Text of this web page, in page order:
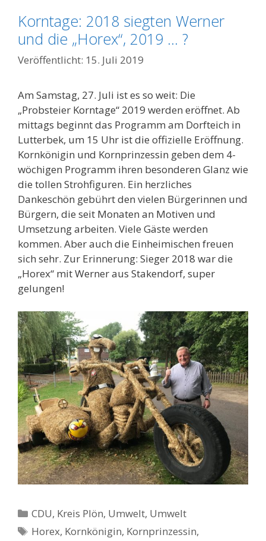
Korntage: 2018 siegten Werner
und die „Horex“, 2019 … ?
15. Juli 2019
Am Samstag, 27. Juli ist es so weit: Die
„Probsteier Korntage“ 2019 werden eröffnet. Ab
mittags beginnt das Programm am Dorfteich in
Lutterbek, um 15 Uhr ist die offizielle Eröffnung.
Kornkönigin und Kornprinzessin geben dem 4-
wöchigen Programm ihren besonderen Glanz wie
die tollen Strohfiguren. Ein herzliches
Dankeschön gebührt den vielen Bürgerinnen und
Bürgern, die seit Monaten an Motiven und
Umsetzung arbeiten. Viele Gäste werden
kommen. Aber auch die Einheimischen freuen
sich sehr. Zur Erinnerung: Sieger 2018 war die
„Horex“ mit Werner aus Stakendorf, super
gelungen!
Kategorien
CDU, Kreis Plön, Umwelt, Umwelt
Schlagwörter
Horex, Kornkönigin, Kornprinzessin,